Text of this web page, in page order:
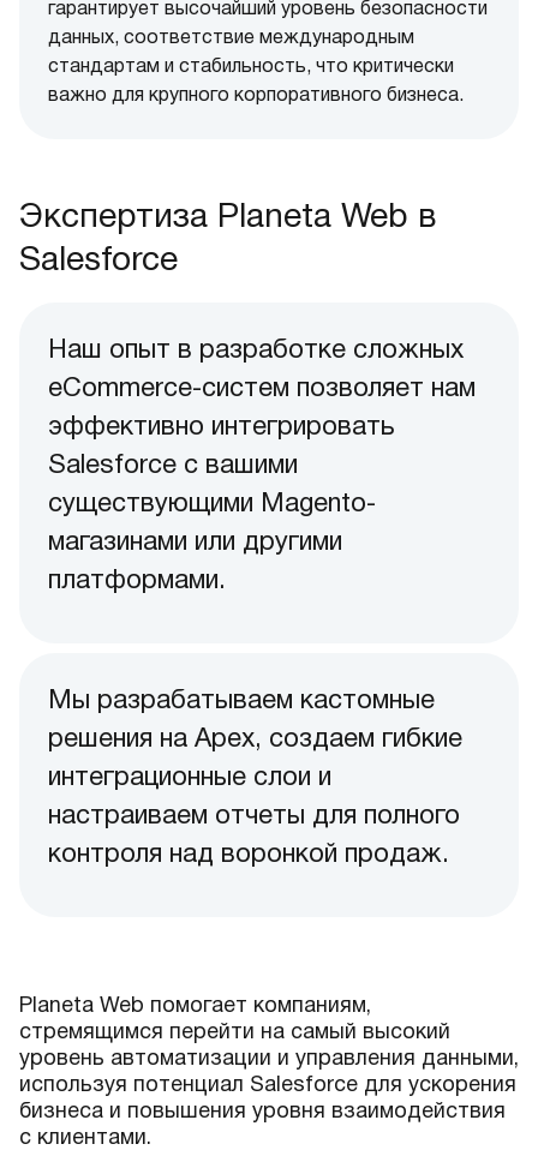
гарантирует высочайший уровень безопасности
данных, соответствие международным
стандартам и стабильность, что критически
важно для крупного корпоративного бизнеса.
Экспертиза Planeta Web в
Salesforce
Наш опыт в разработке сложных
eCommerce-систем позволяет нам
эффективно интегрировать
Salesforce с вашими
существующими Magento-
магазинами или другими
платформами.
Мы разрабатываем кастомные
решения на Apex, создаем гибкие
интеграционные слои и
настраиваем отчеты для полного
контроля над воронкой продаж.
Planeta Web помогает компаниям,
стремящимся перейти на самый высокий
уровень автоматизации и управления данными,
используя потенциал Salesforce для ускорения
бизнеса и повышения уровня взаимодействия
с клиентами.